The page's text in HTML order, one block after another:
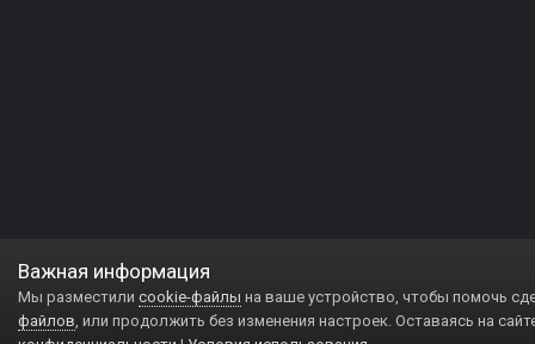
Важная информация
Мы разместили cookie-файлы на ваше устройство, чтобы помочь
файлов, или продолжить без изменения настроек. Оставаясь на